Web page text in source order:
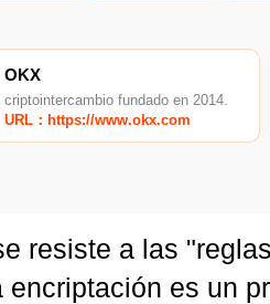
OKX
criptointercambio fundado en 2014.
URL：https://www.okx.com
resiste a las
es un